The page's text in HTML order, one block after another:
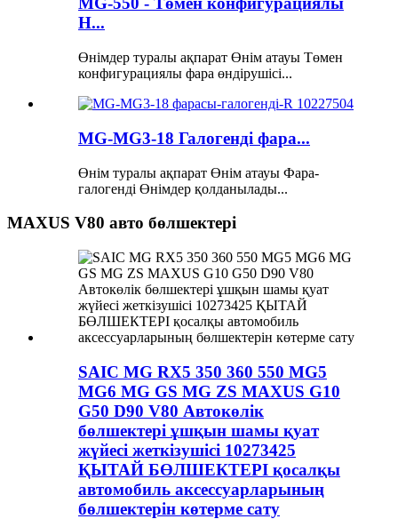
H...
Өнімдер туралы ақпарат Өнім атауы Төмен
конфигурациялы фара өндірушісі...
MG-MG3-18 Галогенді фара...
Өнім туралы ақпарат Өнім атауы Фара-
галогенді Өнімдер қолданылады...
MAXUS V80 авто бөлшектері
SAIC MG RX5 350 360 550 MG5
MG6 MG GS MG ZS MAXUS G10
G50 D90 V80 Автокөлік
бөлшектері ұшқын шамы қуат
жүйесі жеткізушісі 10273425
ҚЫТАЙ БӨЛШЕКТЕРІ қосалқы
автомобиль аксессуарларының
бөлшектерін көтерме сату